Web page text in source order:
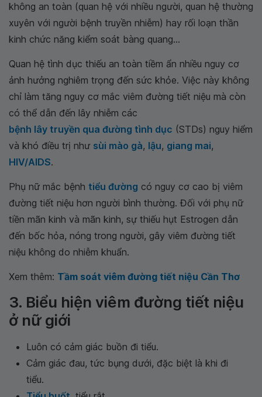
không an toàn (quan hệ với nhiều người, quan hệ thường
xuyên với người bệnh truyền nhiễm) hay rối loạn thần
kinh chức năng kiểm soát bàng quang...
Quan hệ tình dục thiếu an toàn tiềm ẩn nhiều nguy cơ
ảnh hưởng nghiêm trọng đến sức khỏe. Việc này không
chỉ làm tăng nguy cơ mắc viêm đường tiết niệu mà còn
có thể dẫn đến lây nhiễm các
bệnh lây truyền qua đường tình dục (STDs) nguy hiểm
và khó điều trị như sùi mào gà, lậu, giang mai,
HIV/AIDS.
Phụ nữ mắc bệnh tiểu đường có nguy cơ cao bị viêm
đường tiết niệu hơn người bình thường. Đối với phụ nữ
tiền mãn kinh và mãn kinh, sự thiếu hụt Estrogen dẫn
đến bốc hỏa, nóng trong người, gây viêm đường tiết
niệu không do nhiễm khuẩn.
Xem thêm: Tầm soát viêm đường tiết niệu Cần Thơ
3. Biểu hiện viêm đường tiết niệu
ở nữ giới
Luôn có cảm giác buồn đi tiểu.
Cảm giác đau, tức bụng dưới, đặc biệt là khi đi
tiểu.